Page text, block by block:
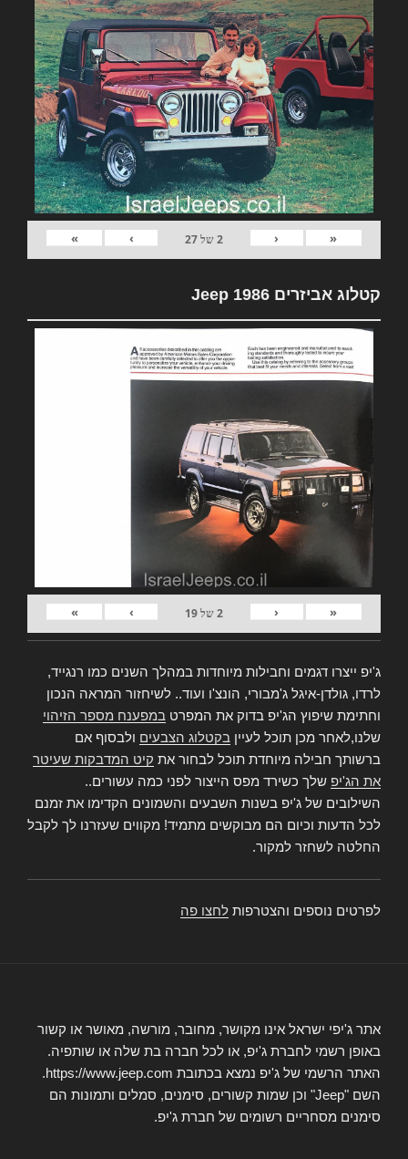
«
‹
2של27
›
»
קטלוג אביזרים Jeep 1986
«
‹
2של19
›
»
ג'יפ ייצרו דגמים וחבילות מיוחדות במהלך השנים כמו רנגייד,
לרדו, גולדן-איגל ג'מבורי, הונצ'ו ועוד.. לשיחזור המראה הנכון
וחתימת שיפוץ הג'יפ בדוק את המפרט במפענח מספר הזיהוי
שלנו,לאחר מכן תוכל לעיין בקטלוג הצבעים ולבסוף אם
ברשותך חבילה מיוחדת תוכל לבחור את קיט המדבקות שעיטר
את הג'יפ שלך כשירד מפס הייצור לפני כמה עשורים..
השילובים של ג'יפ בשנות השבעים והשמונים הקדימו את זמנם
לכל הדעות וכיום הם מבוקשים מתמיד! מקווים שעזרנו לך לקבל
החלטה לשחזר למקור.
לפרטים נוספים והצטרפות לחצו פה
אתר ג'יפי ישראל אינו מקושר, מחובר, מורשה, מאושר או קשור
באופן רשמי לחברת ג'יפ, או לכל חברה בת שלה או שותפיה.
האתר הרשמי של ג'יפ נמצא בכתובת https://www.jeep.com.
השם "Jeep" וכן שמות קשורים, סימנים, סמלים ותמונות הם
סימנים מסחריים רשומים של חברת ג'יפ.